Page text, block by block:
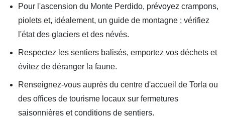
Pour l'ascension du Monte Perdido, prévoyez crampons,
piolets et, idéalement, un guide de montagne ; vérifiez
l'état des glaciers et des névés.
Respectez les sentiers balisés, emportez vos déchets et
évitez de déranger la faune.
Renseignez-vous auprès du centre d'accueil de Torla ou
des offices de tourisme locaux sur fermetures
saisonnières et conditions de sentiers.